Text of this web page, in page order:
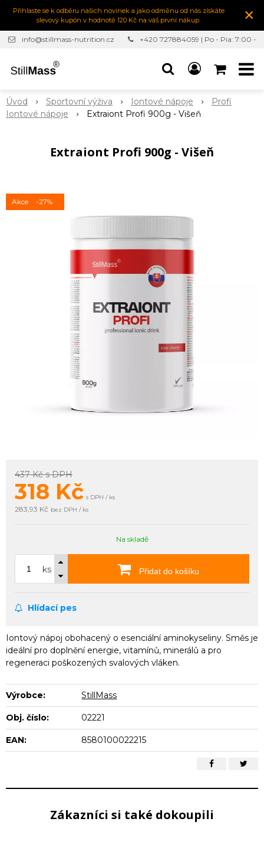
Přihlaste se k odběru našich novinek a jako odměnu od nás získáte
slevový kupón v hodnotě 120 Kč na váš první nákup.
×
info@stillmass-nutrition.cz
+420 727884059 | Po - Pia: 7:00 -
Úvod Sportovní výživa Iontové nápoje
Profi
Iontové nápoje
Extraiont Profi 900g - Višeň
Extraiont Profi 900g - Višeň
Akce -27%
437 Kčs DPH
318 Kč s DPH / ks
283,93 Kč bez DPH / ks
Na skladě
ks Přidat do košíku
Hlídací pes
Iontový nápoj obohacený o esenciální aminokyseliny. Směs je
ideální pro doplnění energie, vitamínů, minerálů a pro
regeneraci poškozených svalových vláken.
Výrobce: StillMass
Obj. číslo: 02221
EAN: 8580100022215
Zákazníci si také dokoupili